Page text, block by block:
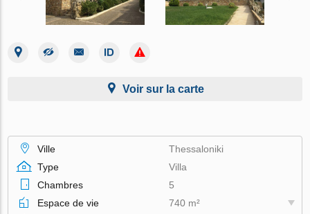
Voir sur la carte
Ville
Thessaloniki
Type
Villa
Chambres
5
Espace de vie
740 m²